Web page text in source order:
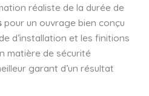
réaliste de la durée de
pour un ouvrage bien conçu
d’installation et les finitions
matière de sécurité
garant d’un résultat